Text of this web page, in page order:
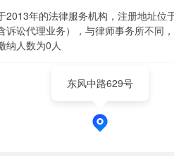
年的法律服务机构，注册地址位
讼代理业务），与律师事务所不同
纳人数为0人
东风中路629号